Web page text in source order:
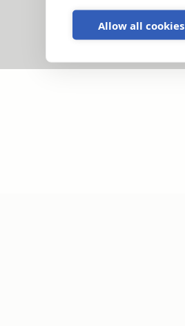
Allow all cookies